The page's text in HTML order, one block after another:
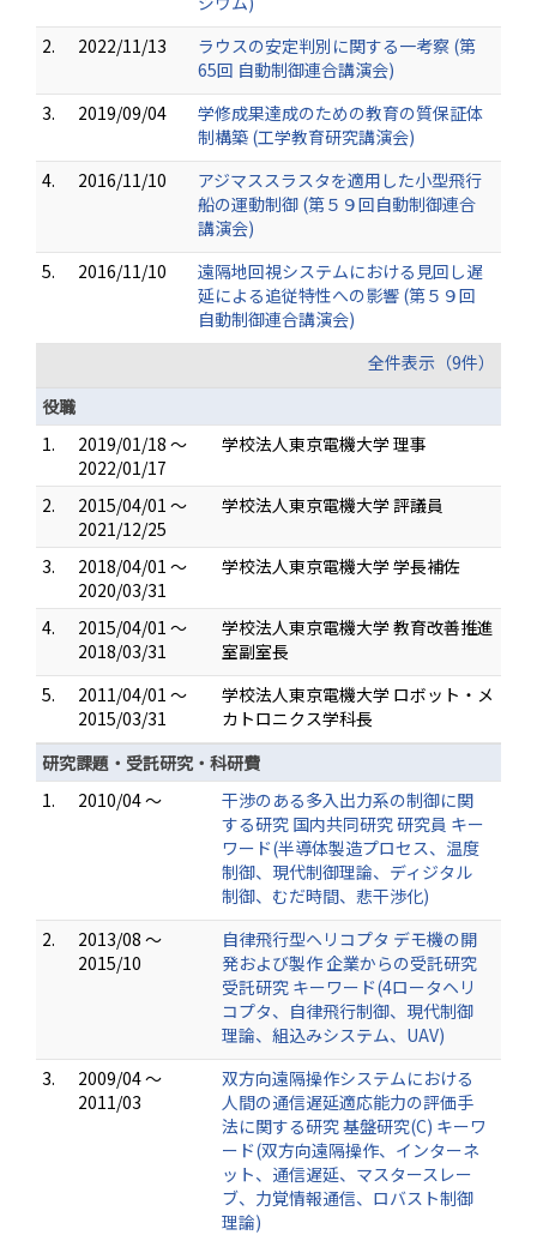
2.
2022/11/13
ラウスの安定判別に関する一考察 (第
65回 自動制御連合講演会)
3.
2019/09/04
学修成果達成のための教育の質保証体
制構築 (工学教育研究講演会)
4.
2016/11/10
アジマススラスタを適用した小型飛行
船の運動制御 (第５９回自動制御連合
講演会)
5.
2016/11/10
遠隔地回視システムにおける見回し遅
延による追従特性への影響 (第５９回
自動制御連合講演会)
全件表示（9件）
役職
1.
2019/01/18 ～
2022/01/17
学校法人東京電機大学 理事
2.
2015/04/01 ～
2021/12/25
学校法人東京電機大学 評議員
3.
2018/04/01 ～
2020/03/31
学校法人東京電機大学 学長補佐
4.
2015/04/01 ～
2018/03/31
学校法人東京電機大学 教育改善推進
室副室長
5.
2011/04/01 ～
2015/03/31
学校法人東京電機大学 ロボット・メ
カトロニクス学科長
研究課題・受託研究・科研費
1.
2010/04 ～
干渉のある多入出力系の制御に関
する研究 国内共同研究 研究員 キー
ワード(半導体製造プロセス、温度
制御、現代制御理論、ディジタル
制御、むだ時間、悲干渉化)
2.
2013/08 ～
2015/10
自律飛行型ヘリコプタ デモ機の開
発および製作 企業からの受託研究
受託研究 キーワード(4ロータヘリ
コプタ、自律飛行制御、現代制御
理論、組込みシステム、UAV)
3.
2009/04 ～
2011/03
双方向遠隔操作システムにおける
人間の通信遅延適応能力の評価手
法に関する研究 基盤研究(C) キーワ
ード(双方向遠隔操作、インターネ
ット、通信遅延、マスタースレー
ブ、力覚情報通信、ロバスト制御
理論)